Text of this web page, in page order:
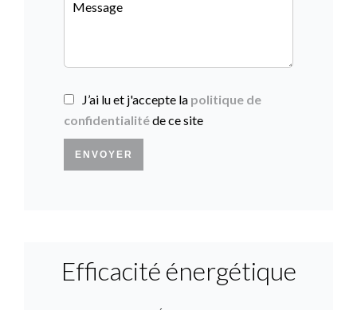
J’ai lu et j'accepte la politique de
confidentialitéde ce site
ENVOYER
Efficacité énergétique